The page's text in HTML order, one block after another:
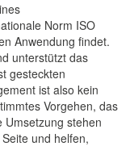
Norm ISO
Anwendung findet.
unterstützt das
gesteckten
ist also kein
Vorgehen, das
Umsetzung stehen
und helfen,